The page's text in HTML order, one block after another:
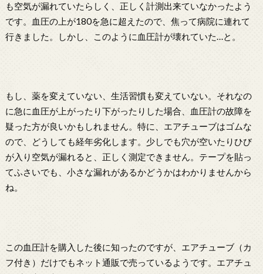
も空気が漏れていたらしく、正しく計測出来ていなかったよう
です。血圧の上が180を急に超えたので、焦って病院に連れて
行きました。しかし、このように血圧計が壊れていた…と。
もし、薬を変えていない、生活習慣も変えていない。それなの
に急に血圧が上がったり下がったりした場合、血圧計の故障を
疑った方が良いかもしれません。特に、エアチューブはゴムな
ので、どうしても経年劣化します。少しでも穴が空いたりひび
が入り空気が漏れると、正しく測定できません。テープを貼っ
てふさいでも、小さな漏れがあるかどうかはわかりませんから
ね。
この血圧計を購入した後に知ったのですが、エアチューブ（カ
フ付き）だけでもネット通販で売っているようです。エアチュ